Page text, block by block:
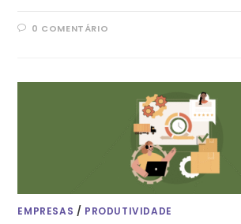
0 COMENTÁRIO
EMPRESAS / PRODUTIVIDADE